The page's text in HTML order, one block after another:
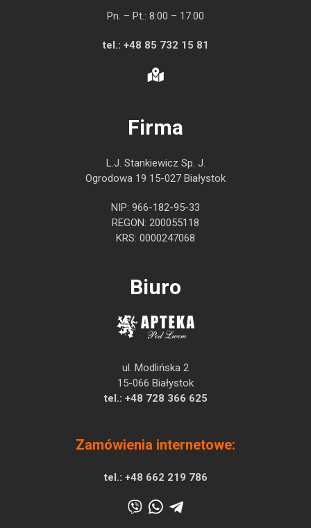
Pn. – Pt.: 8:00 – 17:00
tel.: +48 85 732 15 81
Firma
L.J. Stankiewicz Sp. J.
Ogrodowa 19 15-027 Białystok
NIP: 966-182-95-33
REGON: 200055118
KRS: 0000247068
Biuro
ul. Modlińska 2
15-066 Białystok
tel.: +48 728 366 625
Zamówienia internetowe:
tel.: +48 662 219 786